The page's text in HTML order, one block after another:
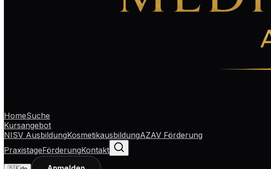
HomeSuche
Kursangebot
NISV AusbildungKosmetikausbildungAZAV Förderung
PraxistageFörderungKontakt